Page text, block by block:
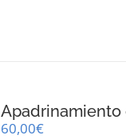
Apadrinamiento
60,00€